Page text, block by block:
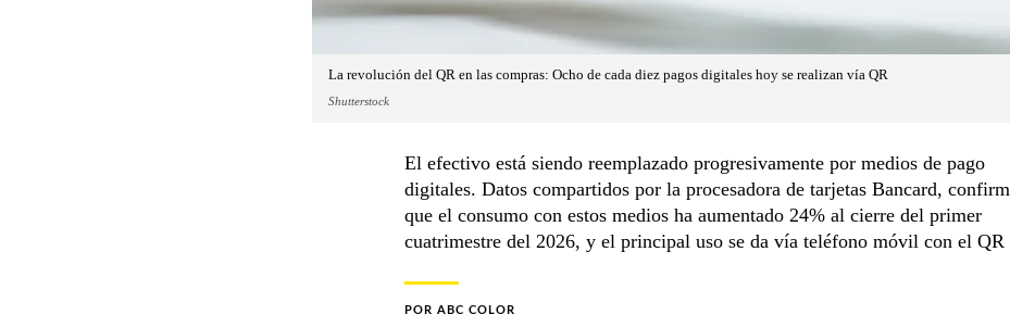
La revolución del QR en las compras: Ocho de cada diez pagos digitales hoy se realizan vía QR
Shutterstock
El efectivo está siendo reemplazado progresivamente por medios de pago
digitales. Datos compartidos por la procesadora de tarjetas Bancard,
que el consumo con estos medios ha aumentado 24% al cierre del primer
cuatrimestre del 2026, y el principal uso se da vía teléfono móvil con el QR
POR ABC COLOR